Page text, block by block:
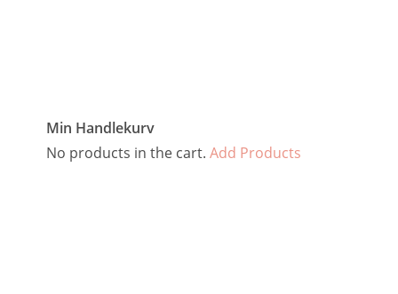
Min Handlekurv
No products in the cart.Add Products